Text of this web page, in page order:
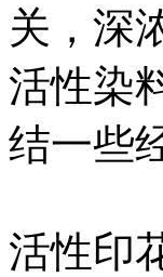
关，深
活性染
结一些
活性印